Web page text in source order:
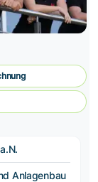
Anlagenbau